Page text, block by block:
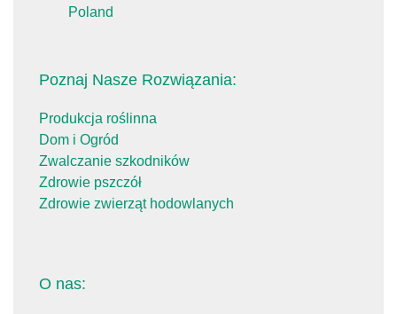
Poland
Poznaj Nasze Rozwiązania:
Produkcja roślinna
Dom i Ogród
Zwalczanie szkodników
Zdrowie pszczół
Zdrowie zwierząt hodowlanych
O nas: